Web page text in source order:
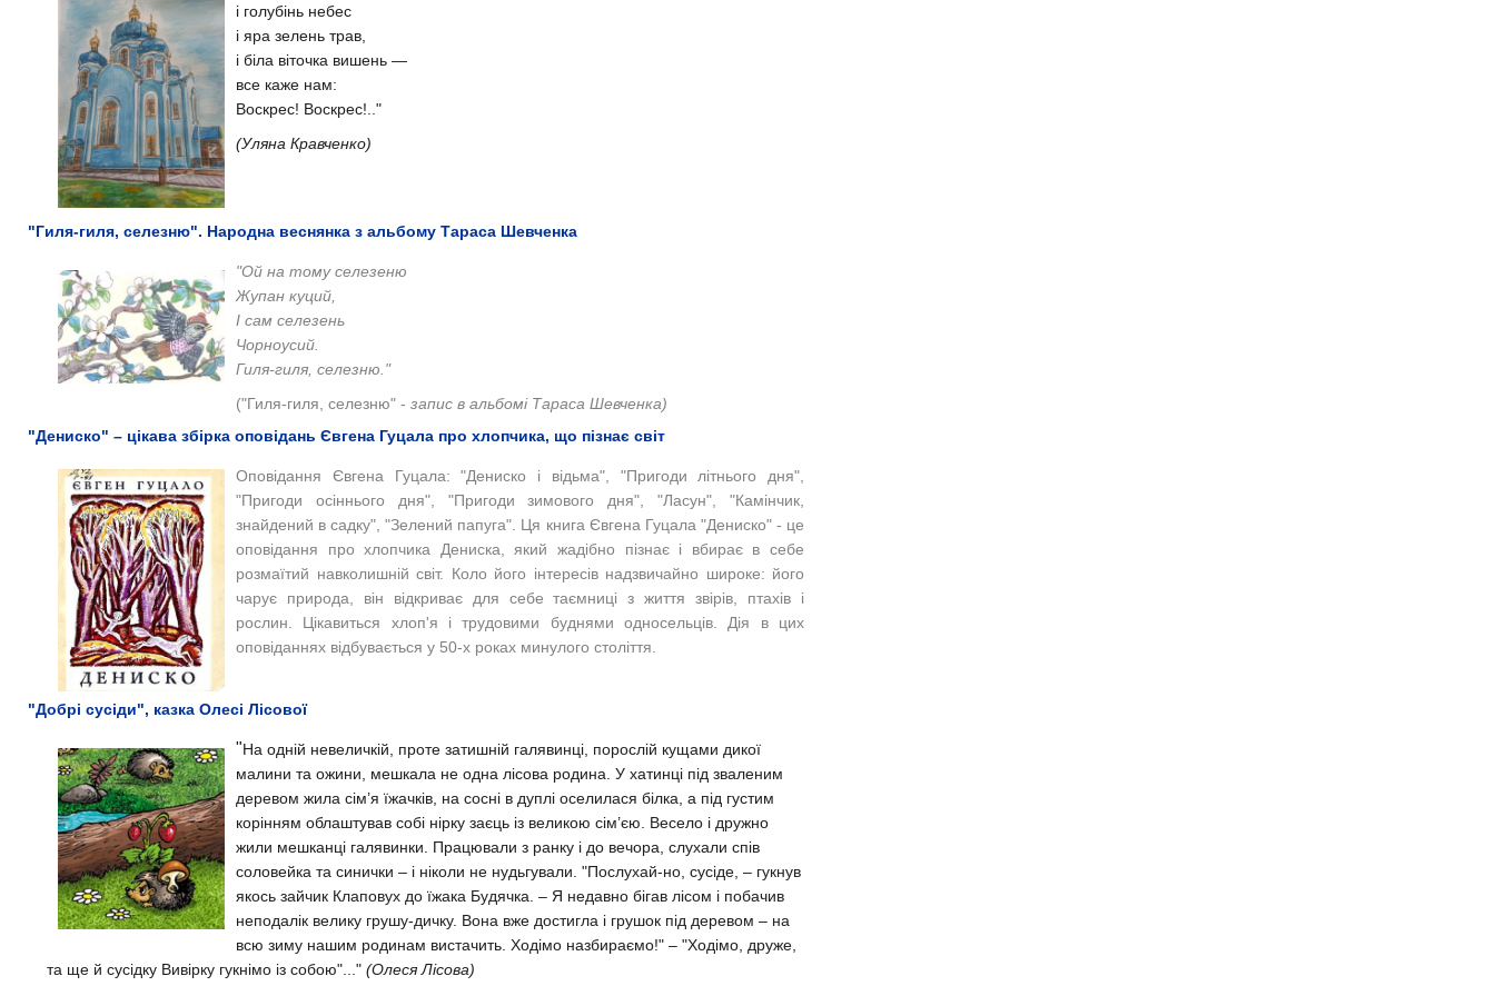
і голубінь небес
і яра зелень трав,
і біла віточка вишень —
все каже нам:
Воскрес! Воскрес!.."
(Уляна Кравченко)
"Гиля-гиля, селезню". Народна веснянка з альбому Тараса Шевченка
"Ой на тому селезеню
Жупан куций,
І сам селезень
Чорноусий.
Гиля-гиля, селезню."
("Гиля-гиля, селезню" - запис в альбомі Тараса Шевченка)
"Дениско" – цікава збірка оповідань Євгена Гуцала про хлопчика, що пізнає світ
Оповідання Євгена Гуцала: "Дениско і відьма", "Пригоди літнього дня",
"Пригоди осіннього дня", "Пригоди зимового дня", "Ласун", "Камінчик,
знайдений в садку", "Зелений папуга". Ця книга Євгена Гуцала "Дениско" - це
оповідання про хлопчика Дениска, який жадібно пізнає і вбирає в себе
розмаїтий навколишній світ. Коло його інтересів надзвичайно широке: його
чарує природа, він відкриває для себе таємниці з життя звірів, птахів і
рослин. Цікавиться хлоп'я і трудовими буднями односельців. Дія в цих
оповіданнях відбувається у 50-х роках минулого століття.
"Добрі сусіди", казка Олесі Лісової
"На одній невеличкій, проте затишній галявинці, порослій кущами дикої
малини та ожини, мешкала не одна лісова родина. У хатинці під зваленим
деревом жила сім’я їжачків, на сосні в дуплі оселилася білка, а під густим
корінням облаштував собі нірку заєць із великою сім’єю. Весело і дружно
жили мешканці галявинки. Працювали з ранку і до вечора, слухали спів
соловейка та синички – і ніколи не нудьгували. "Послухай-но, сусіде, – гукнув
якось зайчик Клаповух до їжака Будячка. – Я недавно бігав лісом і побачив
неподалік велику грушу-дичку. Вона вже достигла і грушок під деревом – на
всю зиму нашим родинам вистачить. Ходімо назбираємо!" – "Ходімо, друже,
та ще й сусідку Вивірку гукнімо із собою"..." (Олеся Лісова)